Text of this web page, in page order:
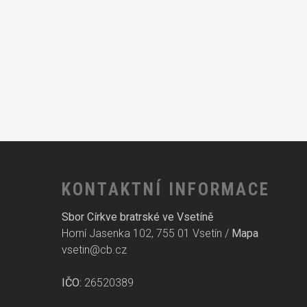
KONTAKTNÍ INFORMACE
Sbor Církve bratrské ve Vsetíně
Horní Jasenka 102, 755 01 Vsetín / Mapa
vsetin@cb.cz
IČO: 26520389